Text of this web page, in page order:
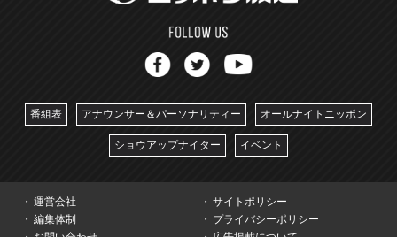
番組表 アナウンサー＆パーソナリティー オールナイトニッポン
ショウアップナイター イベント
運営会社
サイトポリシー
編集体制
プライバシーポリシー